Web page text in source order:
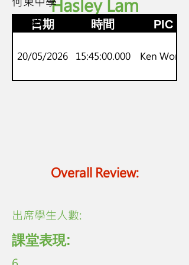
Hasley Lam
日期 時間 PIC
20/05/2026 15:45:00.000 Ken Wong
Overall Review:
S1-S5
非華語
​出席學生人數:
課堂表現: